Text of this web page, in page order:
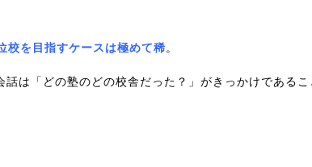
校を目指すケースは極めて稀 。
は「どの塾のどの校舎だった？」がきっかけである